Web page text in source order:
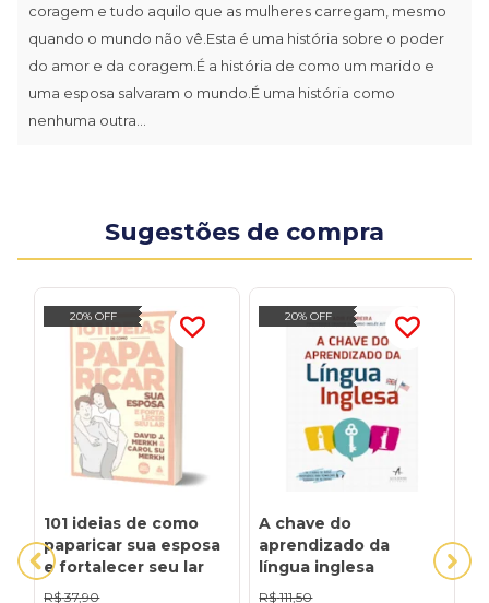
coragem e tudo aquilo que as mulheres carregam, mesmo
quando o mundo não vê.Esta é uma história sobre o poder
do amor e da coragem.É a história de como um marido e
uma esposa salvaram o mundo.É uma história como
nenhuma outra...
Sugestões de compra
20% OFF
101 ideias de como
paparicar sua esposa
e fortalecer seu lar
R$ 37,90
20% OFF
A chave do
aprendizado da
língua inglesa
R$ 111,50